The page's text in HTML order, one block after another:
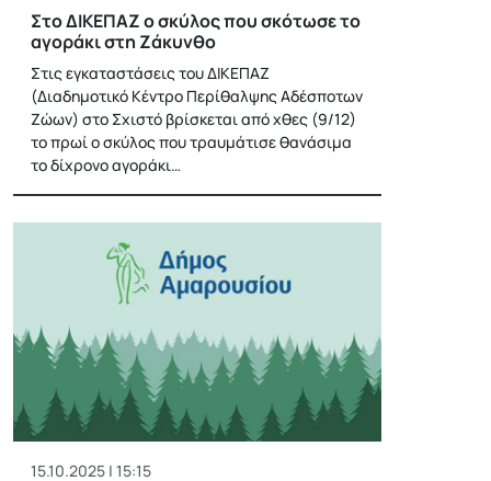
Στο ΔΙΚΕΠΑΖ ο σκύλος που σκότωσε το
αγοράκι στη Ζάκυνθο
Στις εγκαταστάσεις του ΔΙΚΕΠΑΖ
(Διαδημοτικό Κέντρο Περίθαλψης Αδέσποτων
Ζώων) στο Σχιστό βρίσκεται από χθες (9/12)
το πρωί ο σκύλος που τραυμάτισε θανάσιμα
το δίχρονο αγοράκι…
15.10.2025 | 15:15